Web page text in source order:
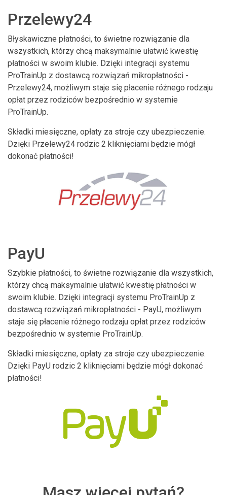
Przelewy24
Błyskawiczne płatności, to świetne rozwiązanie dla
wszystkich, którzy chcą maksymalnie ułatwić kwestię
płatności w swoim klubie. Dzięki integracji systemu
ProTrainUp z dostawcą rozwiązań mikropłatności -
Przelewy24, możliwym staje się płacenie różnego rodzaju
opłat przez rodziców bezpośrednio w systemie
ProTrainUp.
Składki miesięczne, opłaty za stroje czy ubezpieczenie.
Dzięki Przelewy24 rodzic 2 kliknięciami będzie mógł
dokonać płatności!
PayU
Szybkie płatności, to świetne rozwiązanie dla wszystkich,
którzy chcą maksymalnie ułatwić kwestię płatności w
swoim klubie. Dzięki integracji systemu ProTrainUp z
dostawcą rozwiązań mikropłatności - PayU, możliwym
staje się płacenie różnego rodzaju opłat przez rodziców
bezpośrednio w systemie ProTrainUp.
Składki miesięczne, opłaty za stroje czy ubezpieczenie.
Dzięki PayU rodzic 2 kliknięciami będzie mógł dokonać
płatności!